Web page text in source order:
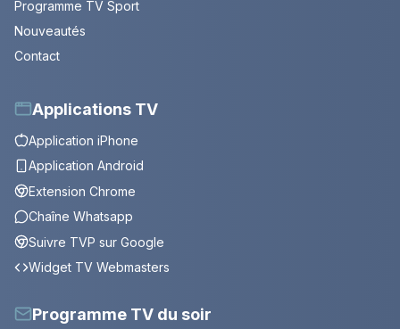
Programme TV Sport
Nouveautés
Contact
Applications TV
Application iPhone
Application Android
Extension Chrome
Chaîne Whatsapp
Suivre TVP sur Google
Widget TV Webmasters
Programme TV du soir